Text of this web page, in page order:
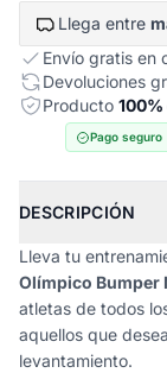
Llega entre
Envío gratis en
Devoluciones
Producto
Pago seguro
DESCRIPCIÓN
Lleva tu
Olímpico Bumper
atletas de todos
aquellos que
levantamiento.